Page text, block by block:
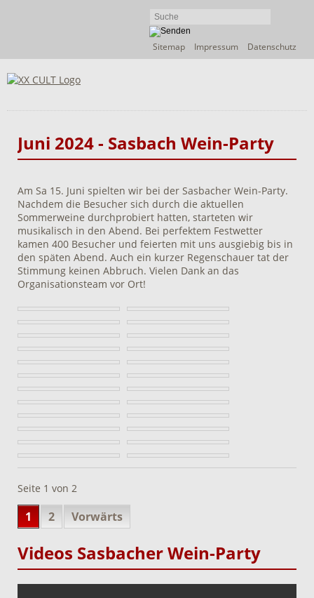
Navigation
Sitemap Impressum Datenschutz
Juni 2024 - Sasbach Wein-Party
Am Sa 15. Juni spielten wir bei der Sasbacher Wein-Party.
Nachdem die Besucher sich durch die aktuellen
Sommerweine durchprobiert hatten, starteten wir
musikalisch in den Abend. Bei perfektem Festwetter
kamen 400 Besucher und feierten mit uns ausgiebig bis in
den späten Abend. Auch ein kurzer Regenschauer tat der
Stimmung keinen Abbruch. Vielen Dank an das
Organisationsteam vor Ort!
Seite 1 von 2
1 2 Vorwärts
Videos Sasbacher Wein-Party